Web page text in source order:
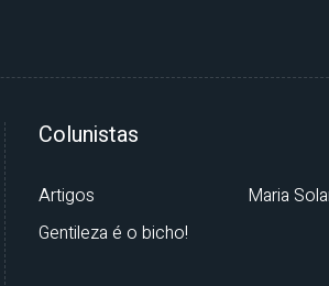
Colunistas
Artigos
Gentileza é o bicho!
Maria